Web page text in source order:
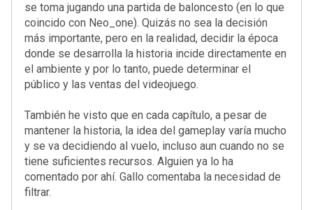
se toma jugando una partida de baloncesto (en lo que
coincido con Neo_one). Quizás no sea la decisión
más importante, pero en la realidad, decidir la época
donde se desarrolla la historia incide directamente en
el ambiente y por lo tanto, puede determinar el
público y las ventas del videojuego.
También he visto que en cada capítulo, a pesar de
mantener la historia, la idea del gameplay varía mucho
y se va decidiendo al vuelo, incluso aun cuando no se
tiene suficientes recursos. Alguien ya lo ha
comentado por ahí. Gallo comentaba la necesidad de
filtrar.